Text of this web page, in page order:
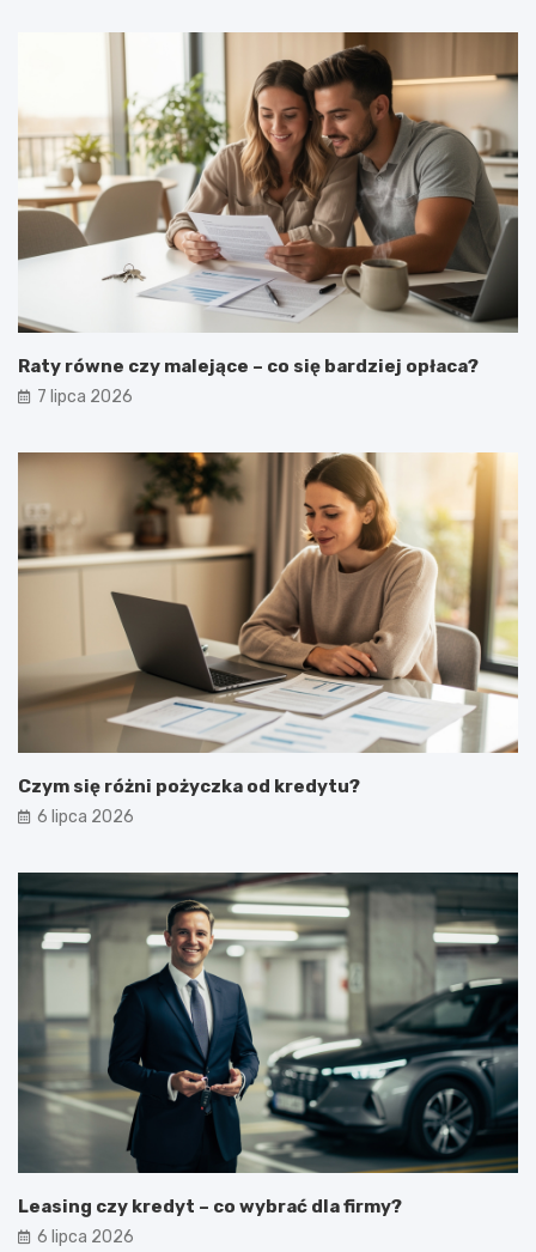
Raty równe czy malejące – co się bardziej opłaca?
7 lipca 2026
Czym się różni pożyczka od kredytu?
6 lipca 2026
Leasing czy kredyt – co wybrać dla firmy?
6 lipca 2026